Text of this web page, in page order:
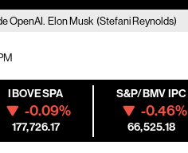
OpenAI. Elon Musk (Stefani Reynolds)
IBOVESPA
-0.09%
177,726.17
S&P/BMV IPC
-0.46%
66,525.18